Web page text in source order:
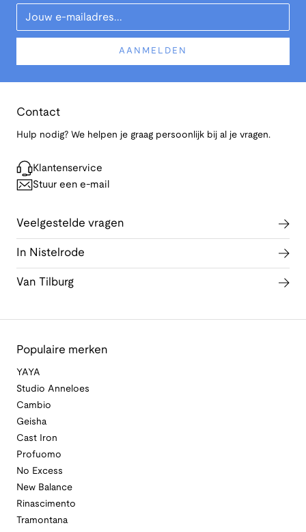
Your Email
AANMELDEN
Contact
Hulp nodig? We helpen je graag persoonlijk bij al je vragen.
Klantenservice
Stuur een e-mail
Veelgestelde vragen
In Nistelrode
Van Tilburg
Populaire merken
YAYA
Studio Anneloes
Cambio
Geisha
Cast Iron
Profuomo
No Excess
New Balance
Rinascimento
Tramontana